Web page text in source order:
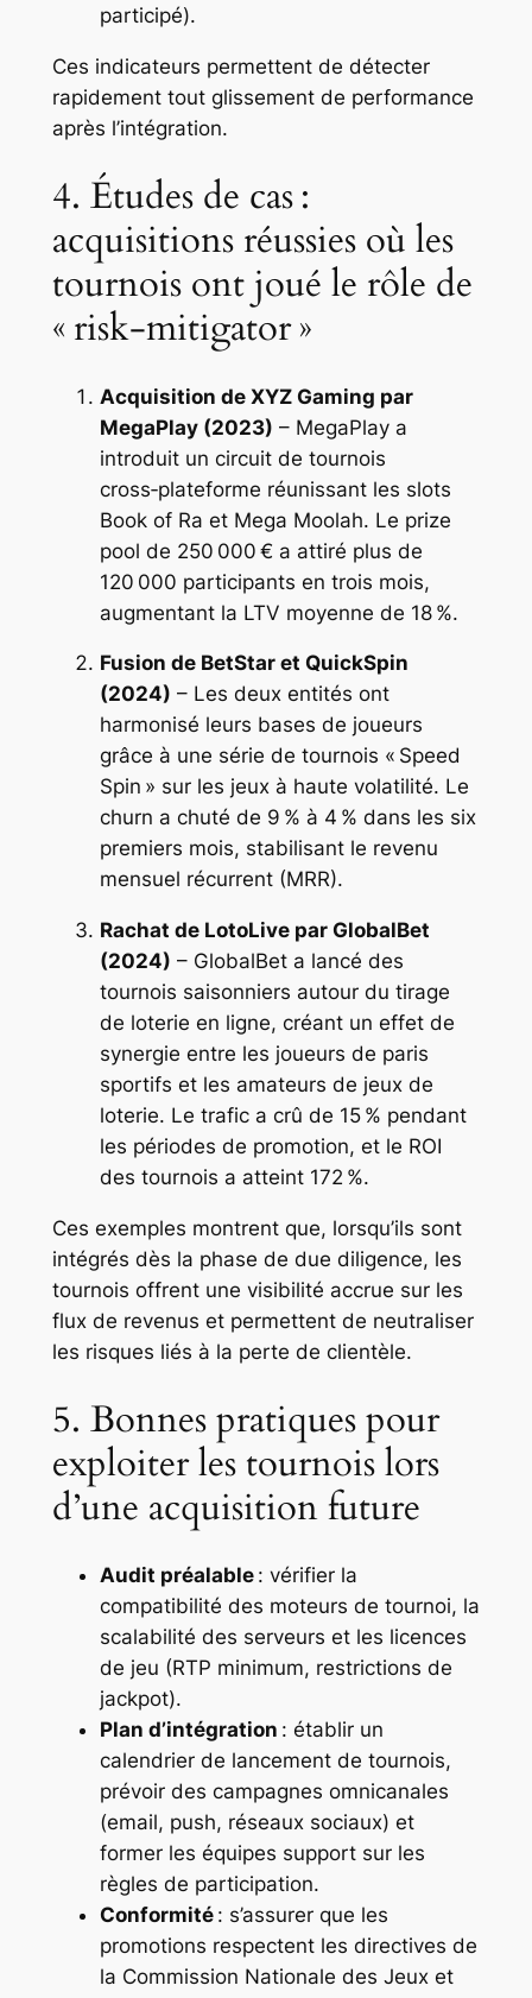
participé).
Ces indicateurs permettent de détecter
rapidement tout glissement de performance
après l’intégration.
4. Études de cas :
acquisitions réussies où les
tournois ont joué le rôle de
« risk‑mitigator »
Acquisition de XYZ Gaming par
MegaPlay (2023) – MegaPlay a
introduit un circuit de tournois
cross‑plateforme réunissant les slots
Book of Ra et Mega Moolah. Le prize
pool de 250 000 € a attiré plus de
120 000 participants en trois mois,
augmentant la LTV moyenne de 18 %.
Fusion de BetStar et QuickSpin
(2024) – Les deux entités ont
harmonisé leurs bases de joueurs
grâce à une série de tournois « Speed
Spin » sur les jeux à haute volatilité. Le
churn a chuté de 9 % à 4 % dans les six
premiers mois, stabilisant le revenu
mensuel récurrent (MRR).
Rachat de LotoLive par GlobalBet
(2024) – GlobalBet a lancé des
tournois saisonniers autour du tirage
de loterie en ligne, créant un effet de
synergie entre les joueurs de paris
sportifs et les amateurs de jeux de
loterie. Le trafic a crû de 15 % pendant
les périodes de promotion, et le ROI
des tournois a atteint 172 %.
Ces exemples montrent que, lorsqu’ils sont
intégrés dès la phase de due diligence, les
tournois offrent une visibilité accrue sur les
flux de revenus et permettent de neutraliser
les risques liés à la perte de clientèle.
5. Bonnes pratiques pour
exploiter les tournois lors
d’une acquisition future
Audit préalable: vérifier la
compatibilité des moteurs de tournoi, la
scalabilité des serveurs et les licences
de jeu (RTP minimum, restrictions de
jackpot).
Plan d’intégration : établir un
calendrier de lancement de tournois,
prévoir des campagnes omnicanales
(email, push, réseaux sociaux) et
former les équipes support sur les
règles de participation.
Conformité: s’assurer que les
promotions respectent les directives de
la Commission Nationale des Jeux et